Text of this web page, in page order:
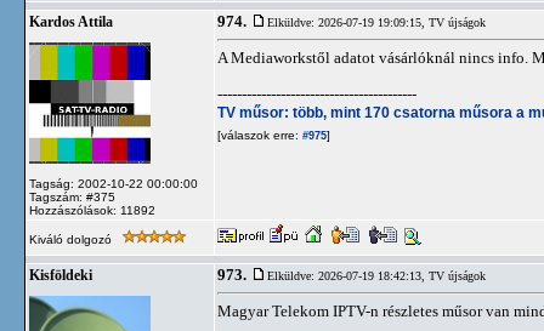
Kardos Attila
Tagság: 2002-10-22 00:00:00
Tagszám: #375
Hozzászólások: 11892
974. Elküldve: 2026-07-19 19:09:15, TV újságok
A Mediaworkstől adatot vásárlóknál nincs info.
-----------------------------------------
TV műsor: több, mint 170 csatorna műsora a
[válaszok erre: #975]
Kiváló dolgozó
Kisföldeki 973. Elküldve: 2026-07-19 18:42:13, TV újságok
Magyar Telekom IPTV-n részletes műsor van